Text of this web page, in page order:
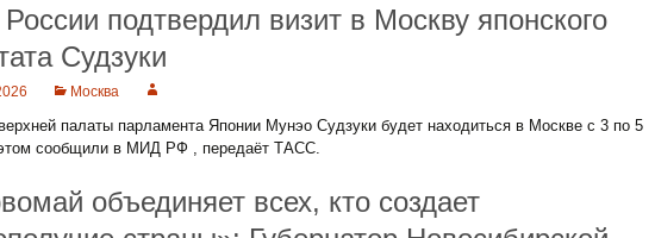
подтвердил визит в Москву японского
Судзуки
Москва
палаты парламента Японии Мунэо Судзуки будет находиться в Москве с 3 по 5
сообщили в МИД РФ , передаёт ТАСС.
объединяет всех, кто создает